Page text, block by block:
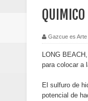
Gazcue es Arte
LONG
para colocar a
El sulfuro de
potencial de